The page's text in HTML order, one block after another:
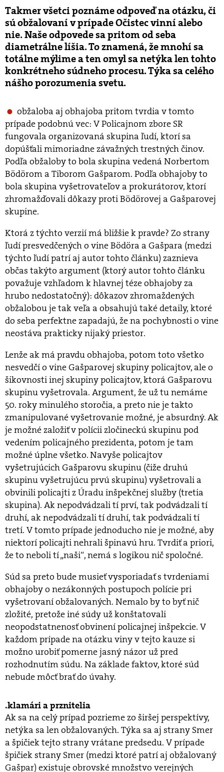
Takmer všetci poznáme odpoveď na otázku, či
sú obžalovaní v prípade Očistec vinní alebo
nie. Naše odpovede sa pritom od seba
diametrálne líšia. To znamená, že mnohí sa
totálne mýlime a ten omyl sa netýka len tohto
konkrétneho súdneho procesu. Týka sa celého
nášho porozumenia svetu.
obžaloba aj obhajoba pritom tvrdia v tomto
prípade podobnú vec: V Policajnom zbore SR
fungovala organizovaná skupina ľudí, ktorí sa
dopúšťali mimoriadne závažných trestných činov.
Podľa obžaloby to bola skupina vedená Norbertom
Bödörom a Tiborom Gašparom. Podľa obhajoby to
bola skupina vyšetrovateľov a prokurátorov, ktorí
zhromažďovali dôkazy proti Bödörovej a Gašparovej
skupine.
Ktorá z týchto verzií má bližšie k pravde? Zo strany
ľudí presvedčených o vine Bödöra a Gašpara (medzi
týchto ľudí patrí aj autor tohto článku) zaznieva
občas takýto argument (ktorý autor tohto článku
považuje vzhľadom k hlavnej téze obhajoby za
hrubo nedostatočný): dôkazov zhromaždených
obžalobou je tak veľa a obsahujú také detaily, ktoré
do seba perfektne zapadajú, že na pochybnosti o vine
neostáva prakticky nijaký priestor.
Lenže ak má pravdu obhajoba, potom toto všetko
nesvedčí o vine Gašparovej skupiny policajtov, ale o
šikovnosti inej skupiny policajtov, ktorá Gašparovu
skupinu vyšetrovala. Argument, že už tu nemáme
50. roky minulého storočia, a preto nie je takto
zmanipulované vyšetrovanie možné, je absurdný. Ak
je možné založiť v polícii zločineckú skupinu pod
vedením policajného prezidenta, potom je tam
možné úplne všetko. Navyše policajtov
vyšetrujúcich Gašparovu skupinu (čiže druhú
skupinu vyšetrujúcu prvú skupinu) vyšetrovali a
obvinili policajti z Úradu inšpekčnej služby (tretia
skupina). Ak nepodvádzali tí prví, tak podvádzali tí
druhí, ak nepodvádzali tí druhí, tak podvádzali tí
tretí. V tomto prípade jednoducho nie je možné, aby
niektorí policajti nehrali špinavú hru. Tvrdiť a priori,
že to neboli tí „naši“, nemá s logikou nič spoločné.
Súd sa preto bude musieť vysporiadať s tvrdeniami
obhajoby o nezákonných postupoch polície pri
vyšetrovaní obžalovaných. Nemalo by to byť nič
zložité, pretože iné súdy už konštatovali
neopodstatnenosť obvinení policajnej inšpekcie. V
každom prípade na otázku viny v tejto kauze si
možno urobiť pomerne jasný názor už pred
rozhodnutím súdu. Na základe faktov, ktoré súd
nebude môcť brať do úvahy.
klamári a prznitelia
Ak sa na celý prípad pozrieme zo širšej perspektívy,
netýka sa len obžalovaných. Týka sa aj strany Smer
a špičiek tejto strany vrátane predsedu. V prípade
špičiek strany Smer (medzi ktoré patrí aj obžalovaný
Gašpar) existuje obrovské množstvo verejných